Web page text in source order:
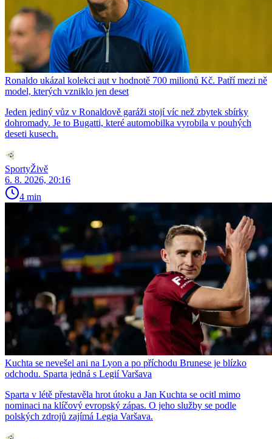
Ronaldo ukázal kolekci aut v hodnotě 700 milionů Kč. Patří mezi ně
model, kterých vzniklo jen deset
Jeden jediný vůz v Ronaldově garáži stojí víc než zbytek sbírky
dohromady. Je to Bugatti, které automobilka vyrobila v pouhých
deseti kusech.
SportyŽivě
6. 8. 2026, 20:16
4 min
Kuchta se nevešel ani na Lyon a po příchodu Brunese je blízko
odchodu. Sparta jedná s Legií Varšava
Sparta v létě přestavěla hrot útoku a Jan Kuchta se ocitl mimo
nominaci na klíčový evropský zápas. O jeho služby se podle
polských zdrojů zajímá Legia Varšava.